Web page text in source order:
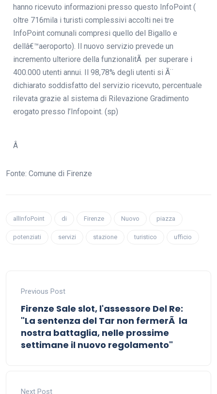
hanno ricevuto informazioni presso questo InfoPoint (
oltre 716mila i turisti complessivi accolti nei tre
InfoPoint comunali compresi quello del Bigallo e
dellâ€™aeroporto). Il nuovo servizio prevede un
incremento ulteriore della funzionalitÃ per superare i
400.000 utenti annui. Il 98,78% degli utenti si Ã¨
dichiarato soddisfatto del servizio ricevuto, percentuale
rilevata grazie al sistema di Rilevazione Gradimento
erogato presso l’Infopoint. (sp)
Â
Fonte: Comune di Firenze
allInfoPoint di Firenze Nuovo piazza
potenziati servizi stazione turistico ufficio
Previous Post
Firenze Sale slot, l'assessore Del Re:
"La sentenza del Tar non fermerÃ la
nostra battaglia, nelle prossime
settimane il nuovo regolamento"
Next Post